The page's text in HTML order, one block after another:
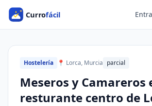
Hostelería 📍 Lorca, Murcia parcial
Meseros y Camareros
resturante centro de